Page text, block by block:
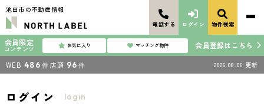
池田市の不動産情報
電話する ログイン 物件検索
会員限定
コンテンツ お気に入り マッチング物件 会員登録はこちら
WEB 486 件 店頭 96 件 2026.08.06 更新
ログイン login